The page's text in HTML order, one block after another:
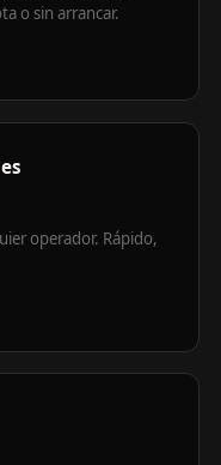
o sin arrancar.
operador. Rápido,